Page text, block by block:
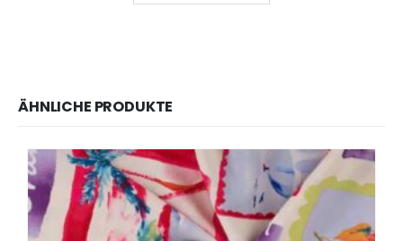
ÄHNLICHE PRODUKTE